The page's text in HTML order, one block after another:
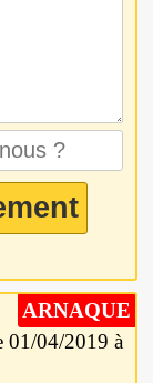
ARNAQUE
01/04/2019 à